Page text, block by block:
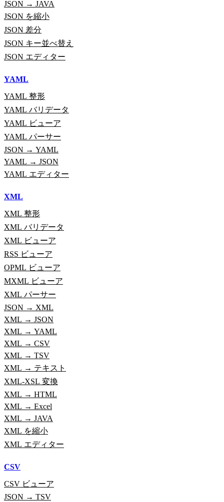
JSON → JAVA
JSON を縮小
JSON 差分
JSON キー並べ替え
JSON エディター
YAML
YAML 整形
YAML バリデータ
YAML ビューア
YAML パーサー
JSON → YAML
YAML → JSON
YAML エディター
XML
XML 整形
XML バリデータ
XML ビューア
RSS ビューア
OPML ビューア
MXML ビューア
XML パーサー
JSON → XML
XML → JSON
XML → YAML
XML → CSV
XML → TSV
XML → テキスト
XML-XSL 変換
XML → HTML
XML → Excel
XML → JAVA
XML を縮小
XML エディター
CSV
CSV ビューア
JSON → TSV